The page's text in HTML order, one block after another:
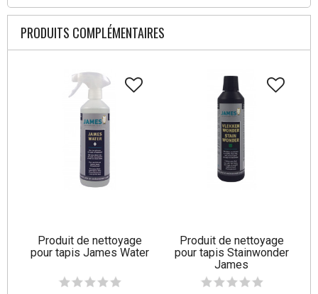
PRODUITS COMPLÉMENTAIRES
Produit de nettoyage
pour tapis James Water
Produit de nettoyage
pour tapis Stainwonder
James